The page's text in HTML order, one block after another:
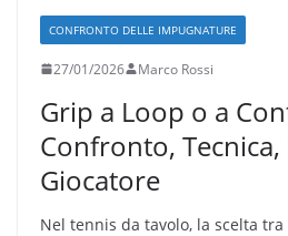
CONFRONTO DELLE IMPUGNATURE
27/01/2026 Marco Rossi
Grip a Loop o a
Confronto, Tecnica,
Giocatore
Nel tennis da tavolo, la scelta